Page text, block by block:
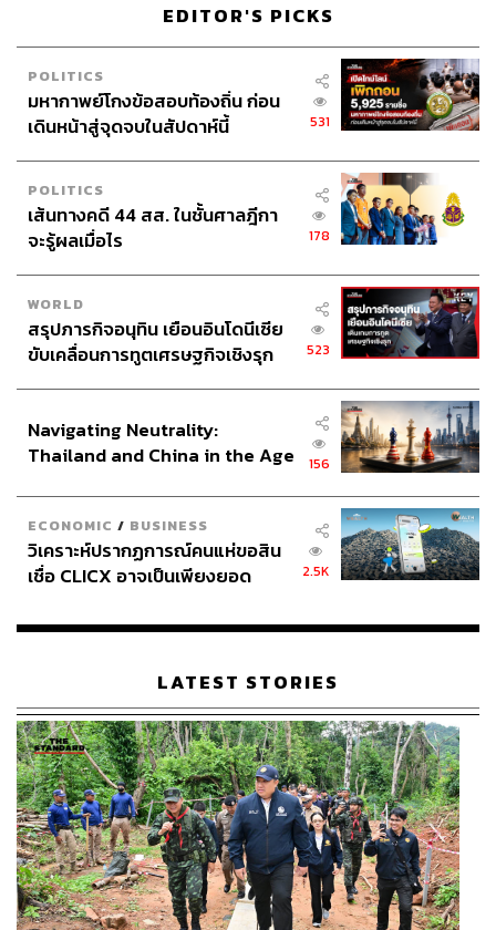
EDITOR'S PICKS
POLITICS
มหากาพย์โกงข้อสอบท้องถิ่น ก่อน
เดินหน้าสู่จุดจบในสัปดาห์นี้
531
POLITICS
เส้นทางคดี 44 สส. ในชั้นศาลฎีกา
จะรู้ผลเมื่อไร
178
WORLD
สรุปภารกิจอนุทิน เยือนอินโดนีเซีย
ขับเคลื่อนการทูตเศรษฐกิจเชิงรุก
523
Navigating Neutrality:
Thailand and China in the Age
156
ECONOMIC / BUSINESS
วิเคราะห์ปรากฏการณ์คนแห่ขอสิน
เชื่อ CLICX อาจเป็นเพียงยอด
เรือนไทยที่ถูกซุกไว้
2.5K
LATEST STORIES